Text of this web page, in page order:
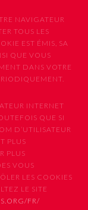
NAVIGATEUR
TOUS LES
EST ÉMIS, SA
QUE VOUS
DANS VOTRE
INTERNET
QUE SI
D’UTILISATEUR
PLUS
PLUS
VOUS
LES COOKIES
LE SITE
FR/